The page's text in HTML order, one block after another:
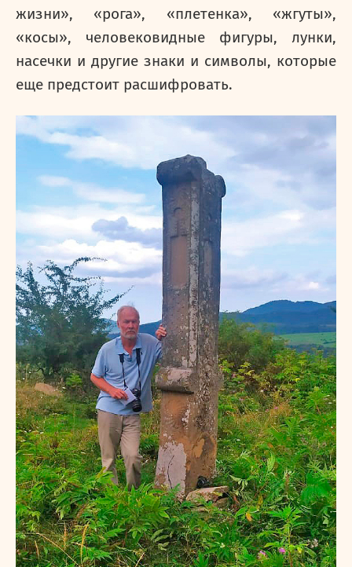
жизни», «рога», «плетенка», «жгуты»,
«косы», человековидные фигуры, лунки,
насечки и другие знаки и символы, которые
еще предстоит расшифровать.